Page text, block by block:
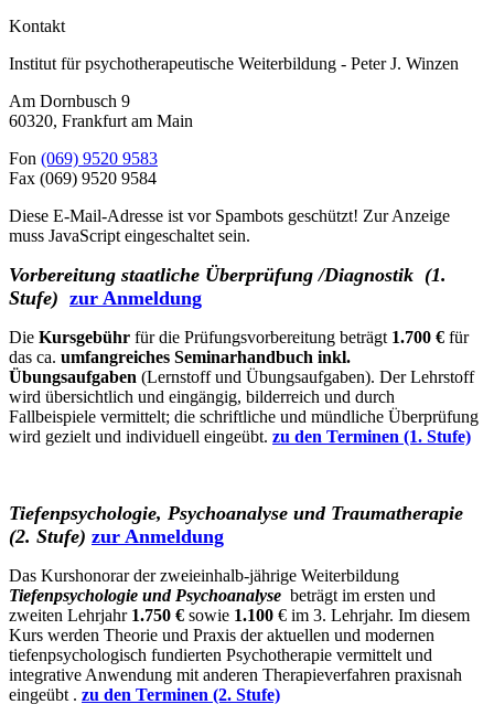
Kontakt
Institut für psychotherapeutische Weiterbildung - Peter J. Winzen
Am Dornbusch 9
60320, Frankfurt am Main
Fon (069) 9520 9583
Fax (069) 9520 9584
Diese E-Mail-Adresse ist vor Spambots geschützt! Zur Anzeige
muss JavaScript eingeschaltet sein.
Vorbereitung staatliche Überprüfung /Diagnostik (1.
Stufe) zur Anmeldung
Die Kursgebühr für die Prüfungsvorbereitung beträgt 1.700 € für
das ca. umfangreiches Seminarhandbuch inkl.
Übungsaufgaben (Lernstoff und Übungsaufgaben). Der Lehrstoff
wird übersichtlich und eingängig, bilderreich und durch
Fallbeispiele vermittelt; die schriftliche und mündliche Überprüfung
wird gezielt und individuell eingeübt. zu den Terminen (1. Stufe)
Tiefenpsychologie, Psychoanalyse und Traumatherapie
(2. Stufe) zur Anmeldung
Das Kurshonorar der zweieinhalb-jährige Weiterbildung
Tiefenpsychologie und Psychoanalyse beträgt im ersten und
zweiten Lehrjahr 1.750 € sowie 1.100 € im 3. Lehrjahr. Im diesem
Kurs werden Theorie und Praxis der aktuellen und modernen
tiefenpsychologisch fundierten Psychotherapie vermittelt und
integrative Anwendung mit anderen Therapieverfahren praxisnah
eingeübt . zu den Terminen (2. Stufe)